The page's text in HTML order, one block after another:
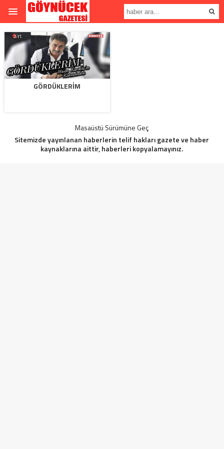
GÖRDÜKLERİM
Masaüstü Sürümüne Geç
Sitemizde yayınlanan haberlerin telif hakları gazete ve haber
kaynaklarına aittir, haberleri kopyalamayınız.